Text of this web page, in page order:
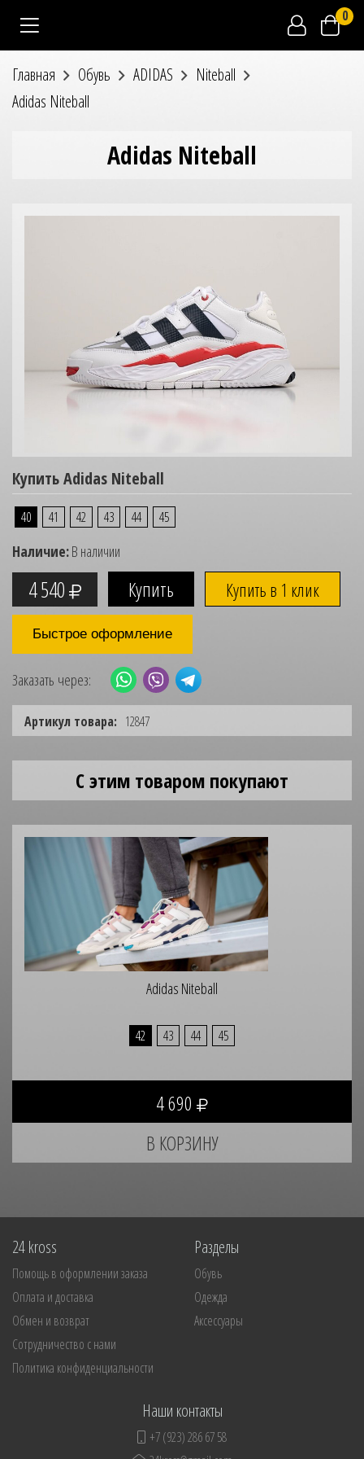
0
Главная Обувь ADIDAS
Niteball
Adidas Niteball
Adidas Niteball
Купить Adidas Niteball
40 41 42 43 44 45
Наличие:В наличии
4 540 Купить в 1 клик
Быстрое оформление
Заказать через:
Артикул товара: 12847
С этим товаром покупают
Adidas Niteball
42 43 44 45
4 690
24 kross
Помощь в оформлении заказа
Оплата и доставка
Обмен и возврат
Сотрудничество с нами
Политика конфиденциальности
Разделы
Обувь
Одежда
Аксессуары
Наши контакты
+7 (923) 286 67 58